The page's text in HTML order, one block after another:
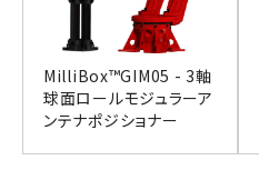
MilliBox™GIM05 - 3軸
球面ロールモジュラーア
ンテナポジショナー